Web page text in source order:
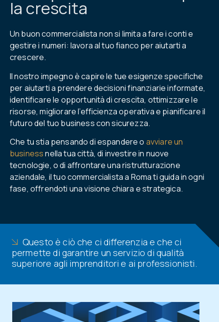
la crescita
Un buon commercialista non si limita a fare i conti e
gestire i numeri: lavora al tuo fianco per aiutarti a
crescere.
Il nostro impegno è capire le tue esigenze specifiche
per aiutarti a prendere decisioni finanziarie informate,
identificare le opportunità di crescita, ottimizzare le
risorse, migliorare l’efficienza operativa e pianificare il
futuro del tuo business con sicurezza.
Che tu stia pensando di espandere o avviare un
businessnella tua città, di investire in nuove
tecnologie, o di affrontare una ristrutturazione
aziendale, il tuo commercialista a Roma ti guida in ogni
fase, offrendoti una visione chiara e strategica.
Questo è ciò che ci differenzia e che ci
permette di garantire un servizio di qualità
superiore agli imprenditori e ai professionisti.